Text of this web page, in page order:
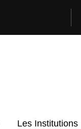
Les Institutions